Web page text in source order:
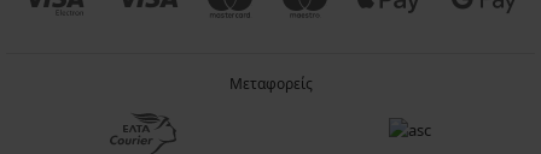
Μεταφορείς